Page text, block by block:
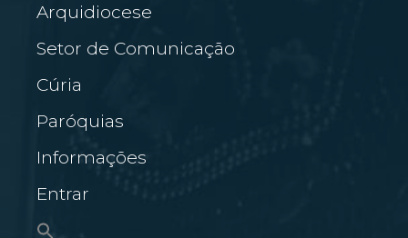
Arquidiocese
Setor de Comunicação
Cúria
Paróquias
Informações
Entrar